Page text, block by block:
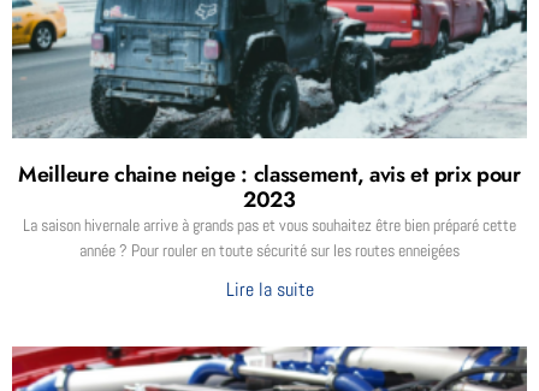
Meilleure chaine neige : classement, avis et prix pour
2023
La saison hivernale arrive à grands pas et vous souhaitez être bien préparé cette
année ? Pour rouler en toute sécurité sur les routes enneigées
Lire la suite